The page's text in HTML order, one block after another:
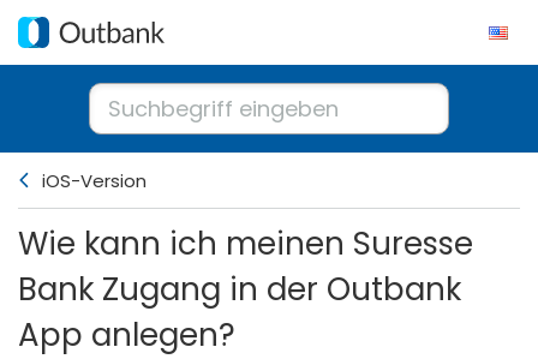
iOS-Version
Wie kann ich meinen Suresse
Bank Zugang in der Outbank
App anlegen?